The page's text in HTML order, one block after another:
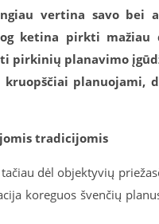
vertina savo bei
ketina pirkti
pirkinių planavimo
planuojami,
tradicijomis
dėl objektyvių
koreguos švenčių